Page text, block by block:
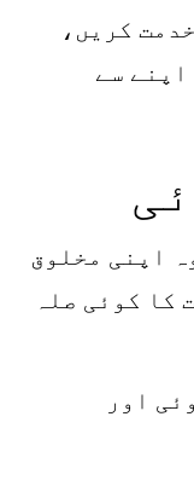
کریں،
اپنے سے
اپنی مخلوق
کا کوئی صلہ
اور